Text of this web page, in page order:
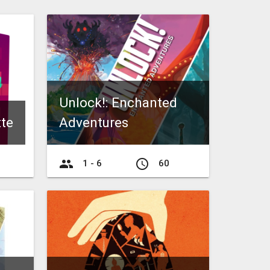
Unlock!: Enchanted
Adventures
group 1 - 6 access_time 60